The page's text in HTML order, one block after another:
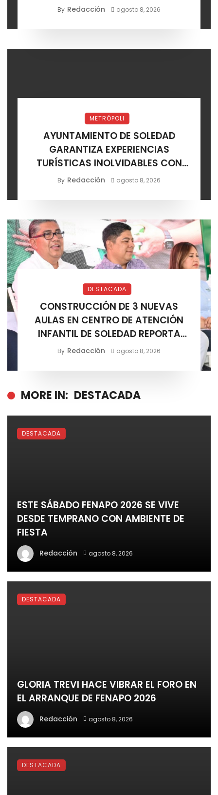
By Redacción agosto 8, 2026
METRÓPOLI
AYUNTAMIENTO DE SOLEDAD
GARANTIZA EXPERIENCIAS
TURÍSTICAS INOLVIDABLES CON
CERTIFICACIÓN DE AGENCIAS
By Redacción agosto 8, 2026
DESTACADA
CONSTRUCCIÓN DE 3 NUEVAS
AULAS EN CENTRO DE ATENCIÓN
INFANTIL DE SOLEDAD REPORTA
AVANCE POSITIVO
By Redacción agosto 8, 2026
MORE IN: DESTACADA
ESTE SÁBADO FENAPO 2026 SE VIVE
DESDE TEMPRANO CON AMBIENTE DE
FIESTA
Redacción agosto 8, 2026
DESTACADA
GLORIA TREVI HACE VIBRAR EL FORO EN
EL ARRANQUE DE FENAPO 2026
Redacción agosto 8, 2026
DESTACADA
DESTACADA